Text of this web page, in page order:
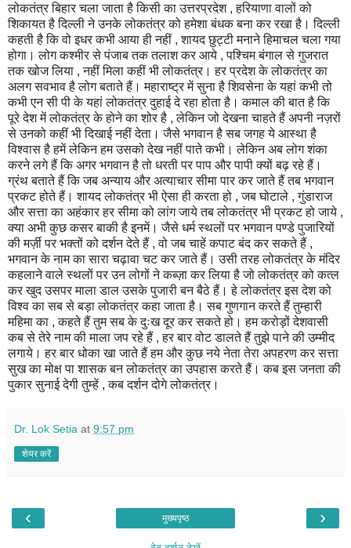
लोकतंत्र बिहार चला जाता है किसी का उत्तरप्रदेश , हरियाणा वालों को
शिकायत है दिल्ली ने उनके लोकतंत्र को हमेशा बंधक बना कर रखा है। दिल्ली
कहती है कि वो इधर कभी आया ही नहीं , शायद छुट्टी मनाने हिमाचल चला गया
होगा। लोग कश्मीर से पंजाब तक तलाश कर आये , पश्चिम बंगाल से गुजरात
तक खोज लिया , नहीं मिला कहीं भी लोकतंत्र। हर प्रदेश के लोकतंत्र का
अलग सवभाव है लोग बताते हैं। महाराष्ट्र में सुना है शिवसेना के यहां कभी तो
कभी एन सी पी के यहां लोकतंत्र दुहाई दे रहा होता है। कमाल की बात है कि
पूरे देश में लोकतंत्र के होने का शोर है , लेकिन जो देखना चाहते हैं अपनी नज़रों
से उनको कहीं भी दिखाई नहीं देता। जैसे भगवान है सब जगह ये आस्था है
विश्वास है हमें लेकिन हम उसको देख नहीं पाते कभी। लेकिन अब लोग शंका
करने लगे हैं कि अगर भगवान है तो धरती पर पाप और पापी क्यों बढ़ रहे हैं।
ग्रंथ बताते हैं कि जब अन्याय और अत्याचार सीमा पार कर जाते हैं तब भगवान
प्रकट होते हैं। शायद लोकतंत्र भी ऐसा ही करता हो , जब घोटाले , गुंडाराज
और सत्ता का अहंकार हर सीमा को लांग जाये तब लोकतंत्र भी प्रकट हो जाये ,
क्या अभी कुछ कसर बाकी है इनमें। जैसे धर्म स्थलों पर भगवान पण्डे पुजारियों
की मर्ज़ी पर भक्तों को दर्शन देते हैं , वो जब चाहें कपाट बंद कर सकते हैं ,
भगवान के नाम का सारा चढ़ावा चट कर जाते हैं। उसी तरह लोकतंत्र के मंदिर
कहलाने वाले स्थलों पर उन लोगों ने कब्ज़ा कर लिया है जो लोकतंत्र को कत्ल
कर खुद उसपर माला डाल उसके पुजारी बन बैठे हैं। हे लोकतंत्र इस देश को
विश्व का सब से बड़ा लोकतंत्र कहा जाता है। सब गुणगान करते हैं तुम्हारी
महिमा का , कहते हैं तुम सब के दुःख दूर कर सकते हो। हम करोड़ों देशवासी
कब से तेरे नाम की माला जप रहे हैं , हर बार वोट डालते हैं तुझे पाने की उम्मीद
लगाये। हर बार धोका खा जाते हैं हम और कुछ नये नेता तेरा अपहरण कर सत्ता
सुख का मोक्ष पा शासक बन लोकतंत्र का उपहास करते हैं। कब इस जनता की
पुकार सुनाई देगी तुम्हें , कब दर्शन दोगे लोकतंत्र।
Dr. Lok Setia at 9:57 pm
शेयर करें
‹ ›
मुख्यपृष्ठ